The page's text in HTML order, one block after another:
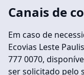
Canais de
Em caso de
Ecovias Leste
777 0070,
ser solicitado pelo